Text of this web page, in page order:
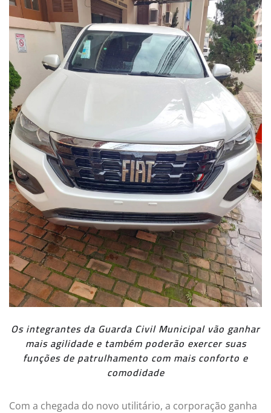
Os integrantes da Guarda Civil Municipal vão ganhar
mais agilidade e também poderão exercer suas
funções de patrulhamento com mais conforto e
comodidade
Com a chegada do novo utilitário, a corporação ganha